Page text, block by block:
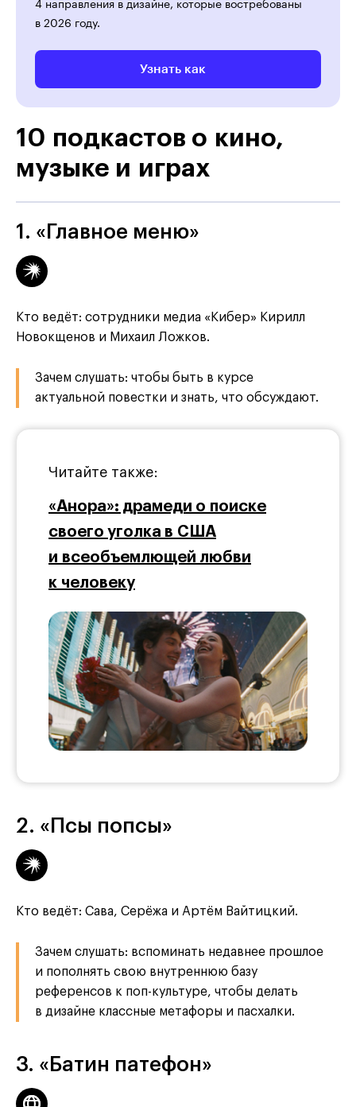
в 2026 году.
Узнать как
10 подкастов о кино,
музыке и играх
1. «Главное меню»
Кто ведёт: сотрудники медиа «Кибер» Кирилл
Новокщенов и Михаил Ложков.
Зачем слушать: чтобы быть в курсе
актуальной повестки и знать, что обсуждают.
Читайте также:
«Анора»: драмеди о поиске
своего уголка в США
и всеобъемлющей любви
к человеку
2. «Псы попсы»
Кто ведёт: Сава, Серёжа и Артём Вайтицкий.
Зачем слушать: вспоминать недавнее прошлое
и пополнять свою внутреннюю базу
референсов к поп-культуре, чтобы делать
в дизайне классные метафоры и пасхалки.
3. «Батин патефон»